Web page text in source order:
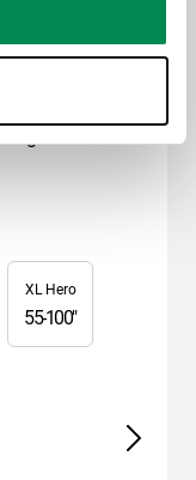
XL Hero
55-100"